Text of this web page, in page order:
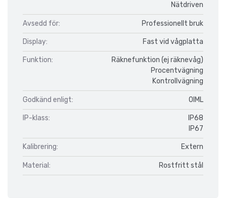
Nätdriven
Avsedd för: Professionellt bruk
Display: Fast vid vågplatta
Funktion:
Räknefunktion (ej räknevåg)
Procentvägning
Kontrollvägning
Godkänd enligt: OIML
IP-klass:
IP68
IP67
Kalibrering: Extern
Material: Rostfritt stål